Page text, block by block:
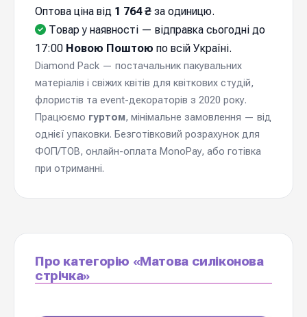
Оптова ціна від 1 764 ₴ за одиницю.
Товар у наявності — відправка cьогодні до
17:00 Новою Поштою по всій Україні.
Diamond Pack — постачальник пакувальних
матеріалів і свіжих квітів для квіткових студій,
флористів та event-декораторів з 2020 року.
Працюємо гуртом, мінімальне замовлення — від
однієї упаковки. Безготівковий розрахунок для
ФОП/ТОВ, онлайн-оплата MonoPay, або готівка
при отриманні.
Про категорію «Матова силіконова
стрічка»